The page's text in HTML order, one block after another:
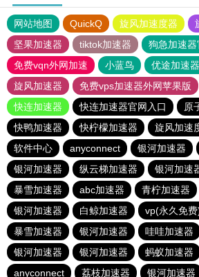
网站地图 QuickQ 旋风加速度器
坚果加速器
tiktok加速器
狗急加速器
免费vqn外网加速
小蓝鸟 优途加速
旋风加速器
免费vps加速器外网苹果版
快连加速器
快连加速器官网入口
原
快鸭加速器
快柠檬加速器 旋风加速
软件中心
anyconnect 银河加速器
银河加速器
纵云梯加速器 银河加速
暴雪加速器
abc加速器 青柠加速器
银河加速器
白鲸加速器
vp(永久免
暴雪加速器
银河加速器 哇哇加速器
银河加速器
银河加速器 蚂蚁加速器
anyconnect
荔枝加速器 银河加速器